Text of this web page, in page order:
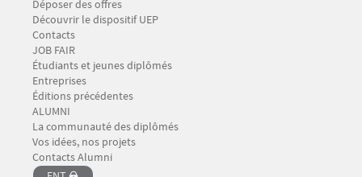
Déposer des offres
Découvrir le dispositif UEP
Contacts
Menu Footer CIO-BAIP 4
JOB FAIR
Étudiants et jeunes diplômés
Entreprises
Éditions précédentes
Menu Footer CIO-BAIP 5
ALUMNI
La communauté des diplômés
Vos idées, nos projets
Contacts Alumni